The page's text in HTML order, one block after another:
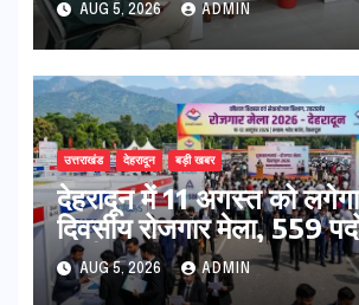
AUG 5, 2026 ADMIN
उत्तराखंड देहरादून बड़ी खबर
​देहरादून में 11 अगस्त को
दिवसीय रोजगार मेला, 559
भर्तीAUG 5, 2026 ADMIN